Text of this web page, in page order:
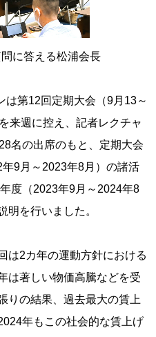
に答える松浦会長
第12回定期大会（9月13～
来週に控え、記者レクチャ
名の出席のもと、定期大会
9月～2023年8月）の諸活
度（2023年9月～2024年8
明を行いました。
2カ年の運動方針における
は著しい物価高騰などを受
りの結果、過去最大の賃上
年もこの社会的な賃上げ